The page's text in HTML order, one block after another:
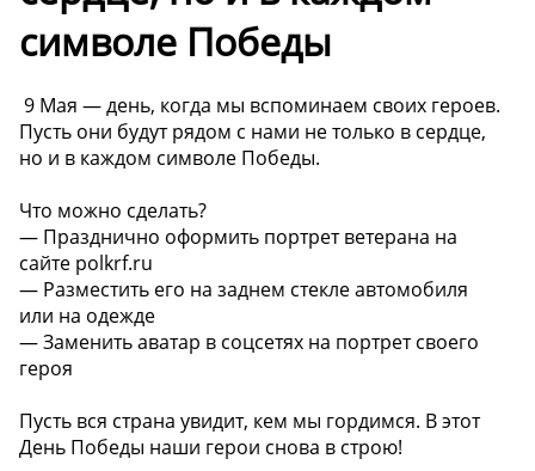
символе Победы
️ 9 Мая — день, когда мы вспоминаем своих героев.
Пусть они будут рядом с нами не только в сердце,
но и в каждом символе Победы.
Что можно сделать?
— Празднично оформить портрет ветерана на
сайте polkrf.ru
— Разместить его на заднем стекле автомобиля
или на одежде
— Заменить аватар в соцсетях на портрет своего
героя
Пусть вся страна увидит, кем мы гордимся. В этот
День Победы наши герои снова в строю!